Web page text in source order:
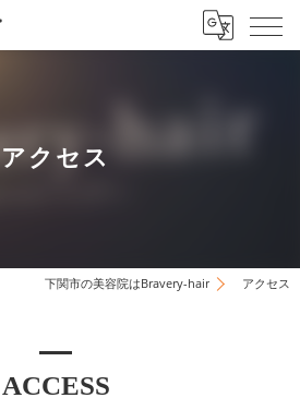
アクセス
下関市の美容院はBravery-hair アクセス
ACCESS